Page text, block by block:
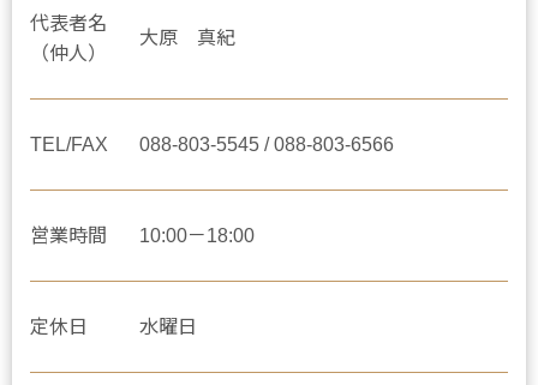
代表者名
（仲人）
大原 真紀
TEL/FAX 088-803-5545 / 088-803-6566
営業時間 10:00－18:00
定休日 水曜日